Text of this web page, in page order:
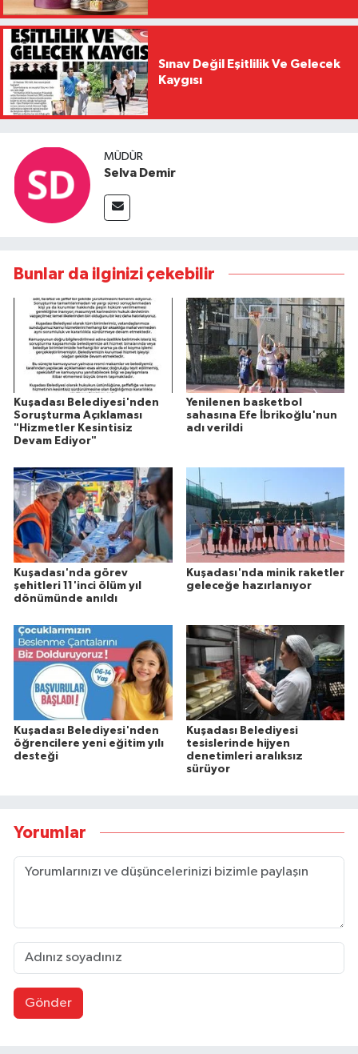
Sınav Değil Eşitlilik Ve Gelecek
Kaygısı
MÜDÜR
Selva Demir
Bunlar da ilginizi çekebilir
Kuşadası Belediyesi'nden
Soruşturma Açıklaması
"Hizmetler Kesintisiz
Devam Ediyor"
Yenilenen basketbol
sahasına Efe İbrikoğlu'nun
adı verildi
Kuşadası'nda görev
şehitleri 11'inci ölüm yıl
dönümünde anıldı
Kuşadası'nda minik raketler
geleceğe hazırlanıyor
Kuşadası Belediyesi'nden
öğrencilere yeni eğitim yılı
desteği
Kuşadası Belediyesi
tesislerinde hijyen
denetimleri aralıksız
sürüyor
Yorumlar
Gönder